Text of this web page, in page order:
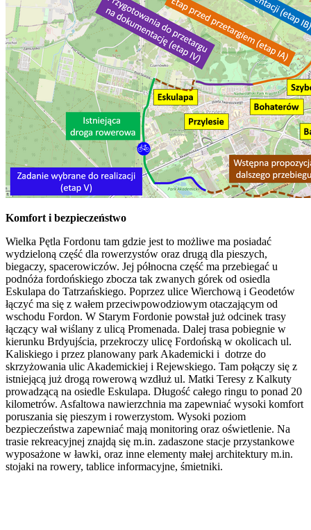
Komfort i bezpieczeństwo
Wielka Pętla Fordonu tam gdzie jest to możliwe ma posiadać
wydzieloną część dla rowerzystów oraz drugą dla pieszych,
biegaczy, spacerowiczów. Jej północna część ma przebiegać u
podnóża fordońskiego zbocza tak zwanych górek od osiedla
Eskulapa do Tatrzańskiego. Poprzez ulice Wierchową i Geodetów
łączyć ma się z wałem przeciwpowodziowym otaczającym od
wschodu Fordon. W Starym Fordonie powstał już odcinek trasy
łączący wał wiślany z ulicą Promenada. Dalej trasa pobiegnie w
kierunku Brdyujścia, przekroczy ulicę Fordońską w okolicach ul.
Kaliskiego i przez planowany park Akademicki i dotrze do
skrzyżowania ulic Akademickiej i Rejewskiego. Tam połączy się z
istniejącą już drogą rowerową wzdłuż ul. Matki Teresy z Kalkuty
prowadzącą na osiedle Eskulapa. Długość całego ringu to ponad 20
kilometrów. Asfaltowa nawierzchnia ma zapewniać wysoki komfort
poruszania się pieszym i rowerzystom. Wysoki poziom
bezpieczeństwa zapewniać mają monitoring oraz oświetlenie. Na
trasie rekreacyjnej znajdą się m.in. zadaszone stacje przystankowe
wyposażone w ławki, oraz inne elementy małej architektury m.in.
stojaki na rowery, tablice informacyjne, śmietniki.